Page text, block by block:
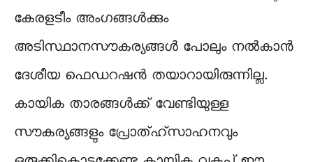
കേരളടീം അംഗങ്ങൾക്കും
അടിസ്ഥാനസൗകര്യങ്ങൾ പോലും നൽകാൻ
ദേശീയ ഫെഡറഷൻ തയാറായിരുന്നില്ല.
കായിക താരങ്ങൾക്ക് വേണ്ടിയുള്ള
സൗകര്യങ്ങളും പ്രോത്ഹ്സാഹനവും